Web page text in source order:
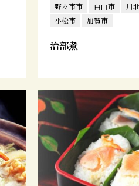
野々市市
白山市 川
小松市
加賀市
治部煮